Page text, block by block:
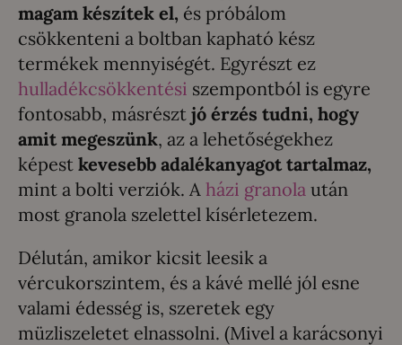
magam készítek el, és próbálom
csökkenteni a boltban kapható kész
termékek mennyiségét. Egyrészt ez
hulladékcsökkentési szempontból is egyre
fontosabb, másrészt jó érzés tudni, hogy
amit megeszünk, az a lehetőségekhez
képest kevesebb adalékanyagot tartalmaz,
mint a bolti verziók. A házi granola után
most granola szelettel kísérletezem.
Délután, amikor kicsit leesik a
vércukorszintem, és a kávé mellé jól esne
valami édesség is, szeretek egy
müzliszeletet elnassolni. (Mivel a karácsonyi